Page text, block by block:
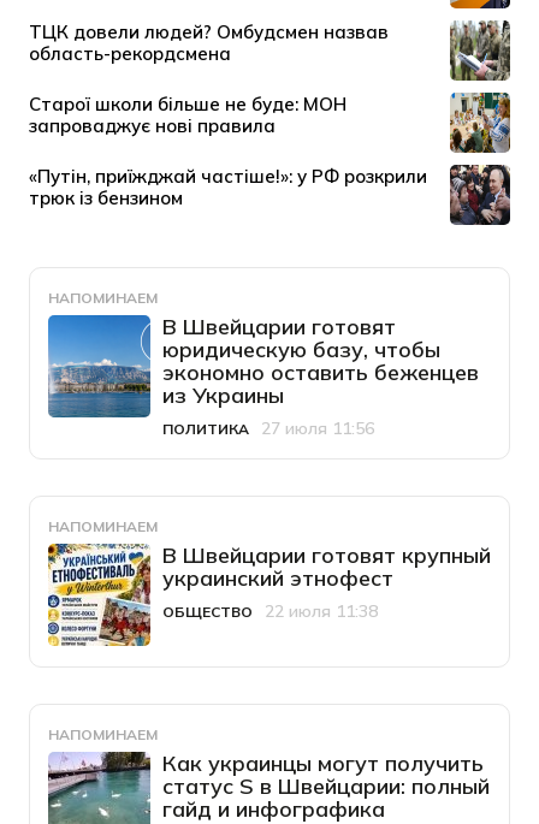
НАПОМИНАЕМ
В Швейцарии готовят
юридическую базу, чтобы
экономно оставить беженцев
из Украины
Категория
ПОЛИТИКА
Дата публикации
27 июля 11:56
НАПОМИНАЕМ
В Швейцарии готовят крупный
украинский этнофест
Категория
ОБЩЕСТВО
Дата публикации
22 июля 11:38
НАПОМИНАЕМ
Как украинцы могут получить
статус S в Швейцарии: полный
гайд и инфографика